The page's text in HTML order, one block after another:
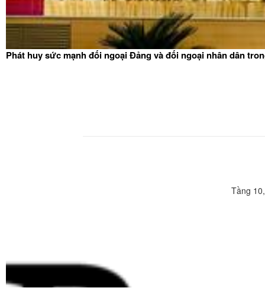
Phát huy sức mạnh đối ngoại Đảng và đối ngoại nhân dân
Tầng